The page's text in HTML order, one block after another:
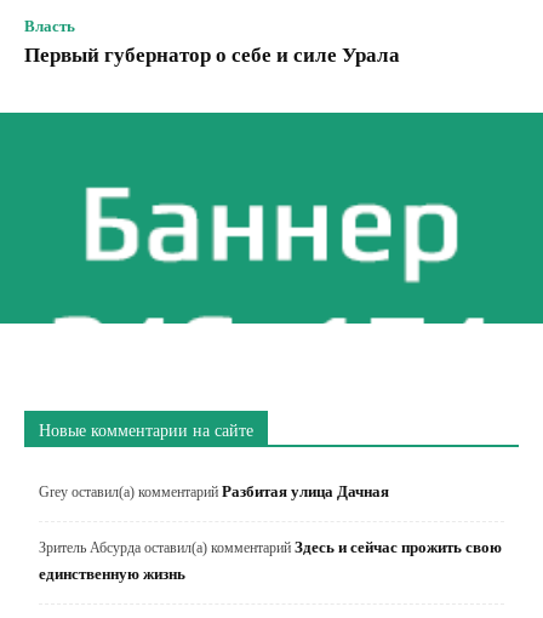
Власть
Первый губернатор о себе и силе Урала
Новые комментарии на сайте
Grey оставил(а) комментарий Разбитая улица Дачная
Зритель Абсурда оставил(а) комментарий Здесь и сейчас прожить свою
единственную жизнь